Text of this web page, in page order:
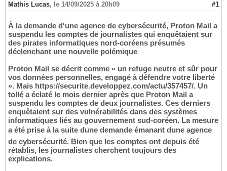
Mathis Lucas, le 14/09/2025 à 20h09 #1
À la demande d'une agence de cybersécurité, Proton Mail a
suspendu les comptes de journalistes qui enquêtaient sur
des pirates informatiques nord-coréens présumés
déclenchant une nouvelle polémique
Proton Mail se décrit comme « un refuge neutre et sûr pour
vos données personnelles, engagé à défendre votre liberté
». Mais https://securite.developpez.com/actu/357457/. Un
tollé a éclaté le mois dernier après que Proton Mail a
suspendu les comptes de deux journalistes. Ces derniers
enquêtaient sur des vulnérabilités dans des systèmes
informatiques liés au gouvernement sud-coréen. La mesure
a été prise à la suite dune demande émanant dune agence
de cybersécurité. Bien que les comptes ont depuis été
rétablis, les journalistes cherchent toujours des
explications.